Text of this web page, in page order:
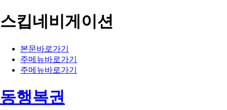
스킵네비게이션
본문바로가기
주메뉴바로가기
주메뉴바로가기
동행복권